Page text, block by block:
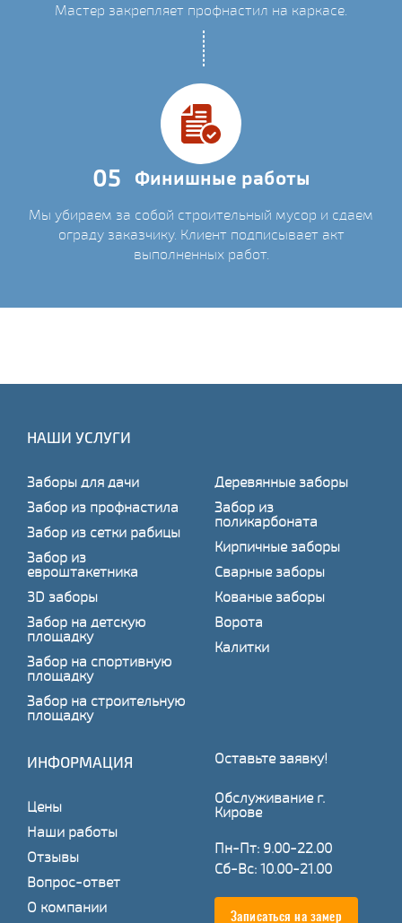
Мастер закрепляет профнастил на каркасе.
05 Финишные работы
Мы убираем за собой строительный мусор и сдаем
ограду заказчику. Клиент подписывает акт
выполненных работ.
НАШИ УСЛУГИ
Заборы для дачи
Забор из профнастила
Забор из сетки рабицы
Забор из
евроштакетника
3D заборы
Забор на детскую
площадку
Забор на спортивную
площадку
Забор на строительную
площадку
Деревянные заборы
Забор из
поликарбоната
Кирпичные заборы
Сварные заборы
Кованые заборы
Ворота
Калитки
ИНФОРМАЦИЯ
Цены
Наши работы
Отзывы
Вопрос-ответ
О компании
Оставьте заявку!
Обслуживание г.
Кирове
Пн-Пт: 9.00-22.00
Сб-Вс: 10.00-21.00
Записаться на замер